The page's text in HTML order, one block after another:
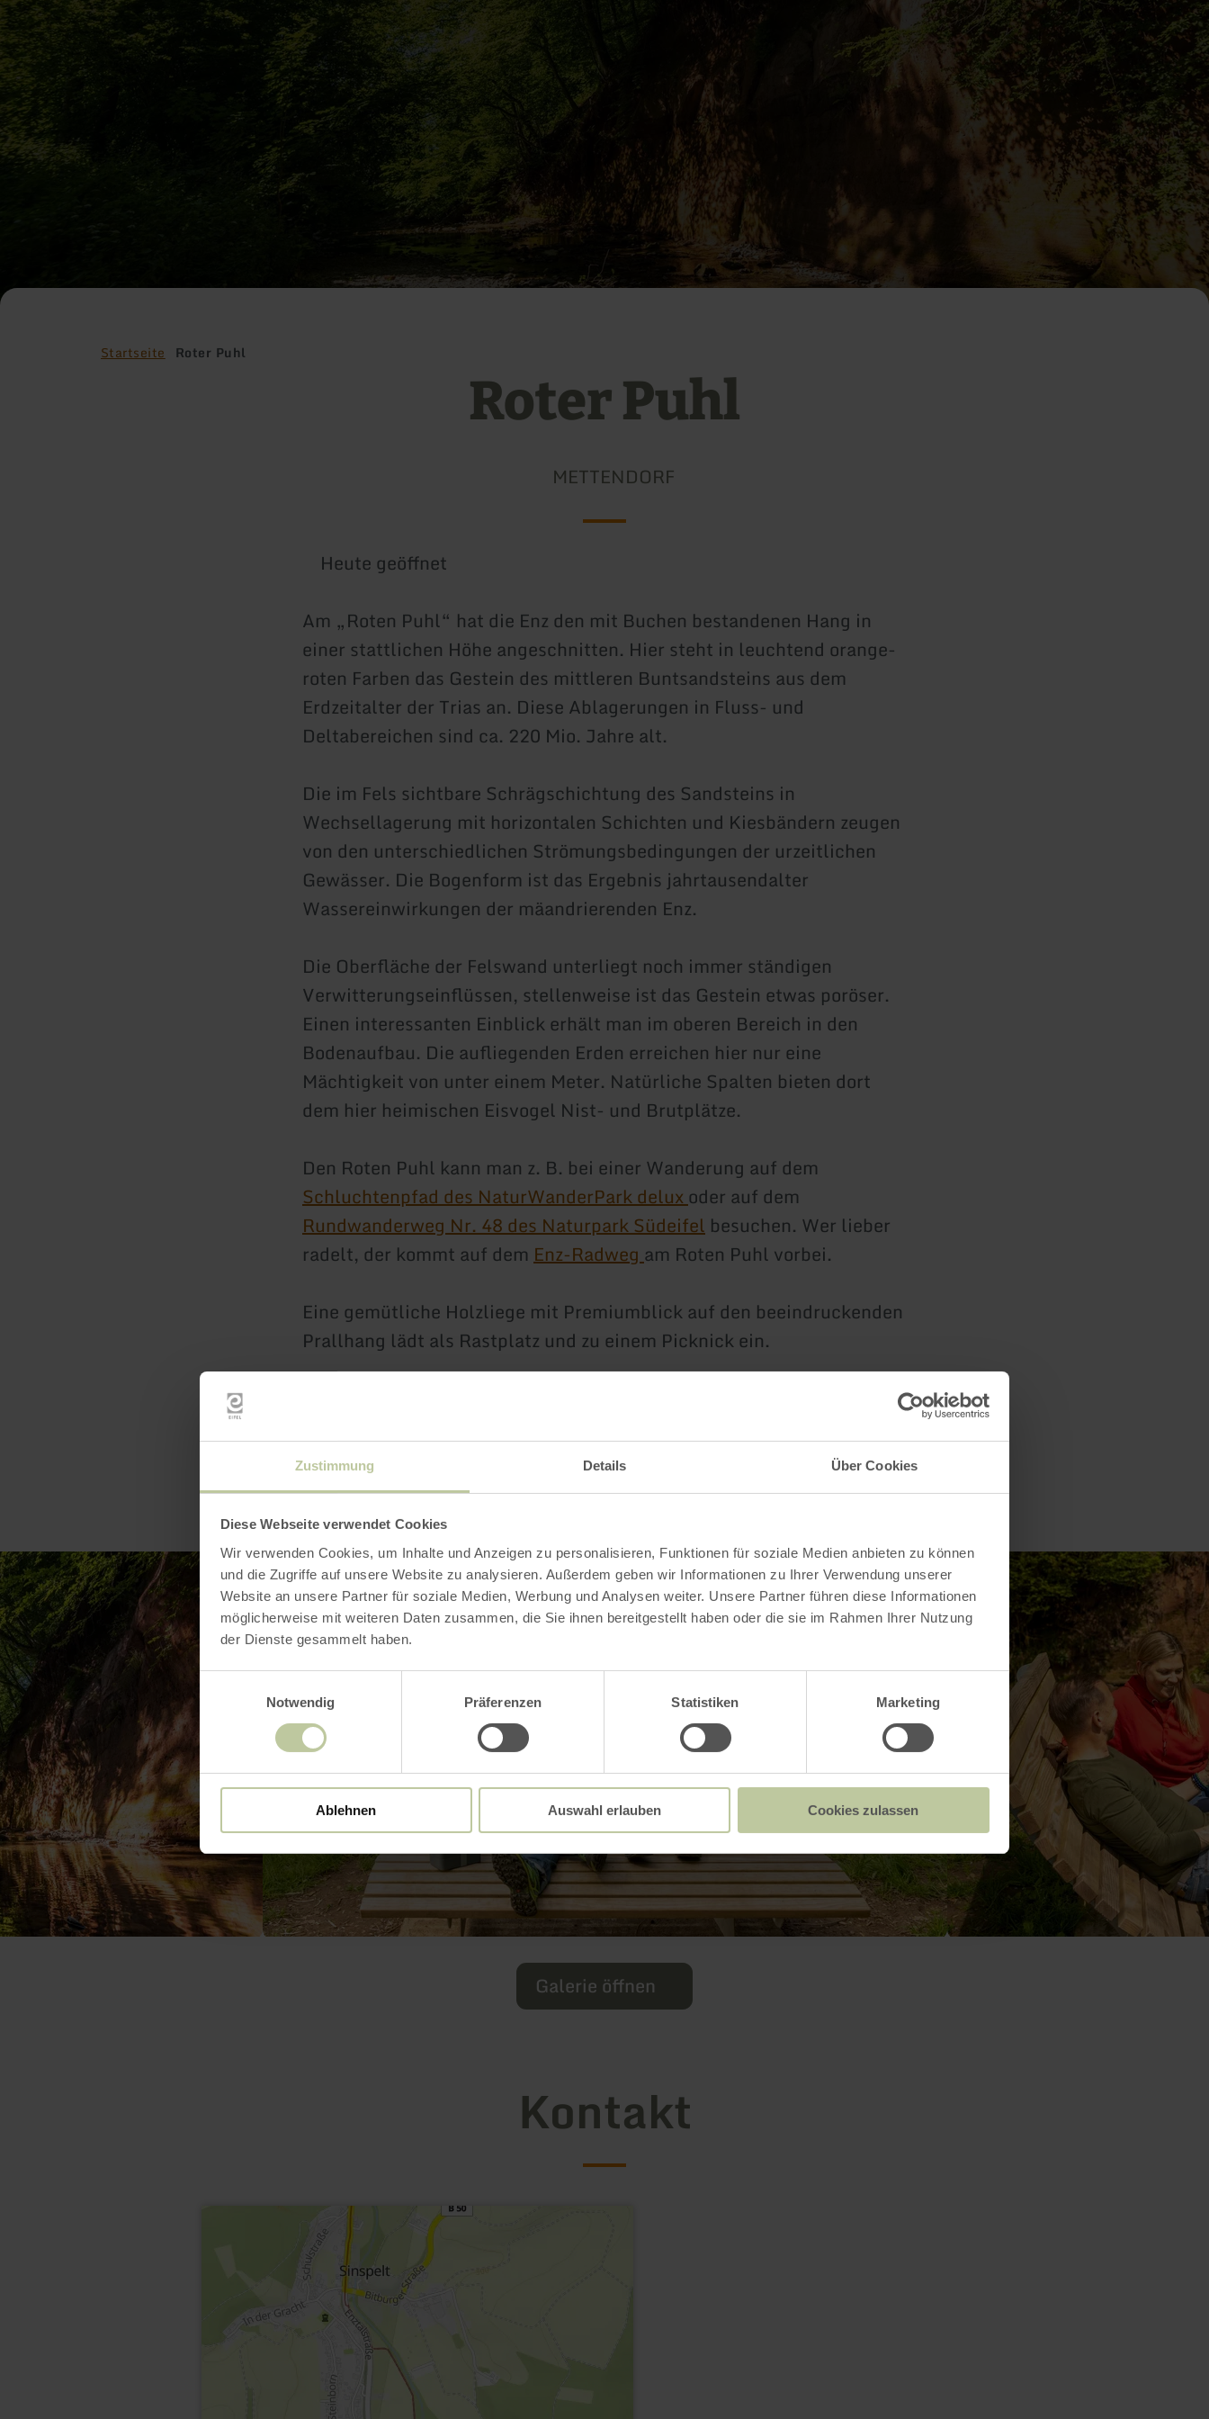
Zustimmung Details Über Cookies
Diese Webseite verwendet Cookies
Wir verwenden Cookies, um Inhalte und Anzeigen zu personalisieren, Funktionen für soziale Medien anbieten zu können
und die Zugriffe auf unsere Website zu analysieren. Außerdem geben wir Informationen zu Ihrer Verwendung unserer
Website an unsere Partner für soziale Medien, Werbung und Analysen weiter. Unsere Partner führen diese Informationen
möglicherweise mit weiteren Daten zusammen, die Sie ihnen bereitgestellt haben oder die sie im Rahmen Ihrer Nutzung
der Dienste gesammelt haben.
Notwendig
Präferenzen Statistiken Marketing
Ablehnen Auswahl erlauben Cookies zulassen
Startseite Roter Puhl
Roter Puhl
METTENDORF
Heute geöffnet
Am „Roten Puhl“ hat die Enz den mit Buchen bestandenen Hang in
einer stattlichen Höhe angeschnitten. Hier steht in leuchtend orange-
roten Farben das Gestein des mittleren Buntsandsteins aus dem
Erdzeitalter der Trias an. Diese Ablagerungen in Fluss- und
Deltabereichen sind ca. 220 Mio. Jahre alt.
Die im Fels sichtbare Schrägschichtung des Sandsteins in
Wechsellagerung mit horizontalen Schichten und Kiesbändern zeugen
von den unterschiedlichen Strömungsbedingungen der urzeitlichen
Gewässer. Die Bogenform ist das Ergebnis jahrtausendalter
Wassereinwirkungen der mäandrierenden Enz.
Die Oberfläche der Felswand unterliegt noch immer ständigen
Verwitterungseinflüssen, stellenweise ist das Gestein etwas poröser.
Einen interessanten Einblick erhält man im oberen Bereich in den
Bodenaufbau. Die aufliegenden Erden erreichen hier nur eine
Mächtigkeit von unter einem Meter. Natürliche Spalten bieten dort
dem hier heimischen Eisvogel Nist- und Brutplätze.
Den Roten Puhl kann man z. B. bei einer Wanderung auf dem
Schluchtenpfad des NaturWanderPark deluxoder auf dem
Rundwanderweg Nr. 48 des Naturpark Südeifel besuchen. Wer lieber
radelt, der kommt auf dem Enz-Radwegam Roten Puhl vorbei.
Eine gemütliche Holzliege mit Premiumblick auf den beeindruckenden
Prallhang lädt als Rastplatz und zu einem Picknick ein.
Impressionen
Galerie öffnen
Kontakt